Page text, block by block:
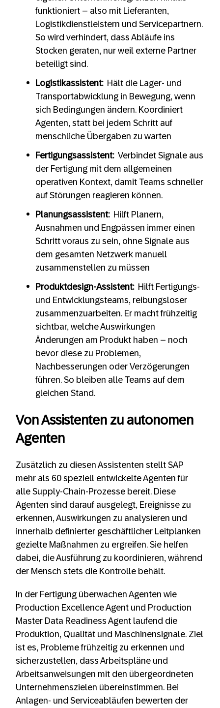
funktioniert – also mit Lieferanten,
Logistikdienstleistern und Servicepartnern.
So wird verhindert, dass Abläufe ins
Stocken geraten, nur weil externe Partner
beteiligt sind.
Logistikassistent: Hält die Lager- und
Transportabwicklung in Bewegung, wenn
sich Bedingungen ändern. Koordiniert
Agenten, statt bei jedem Schritt auf
menschliche Übergaben zu warten
Fertigungsassistent: Verbindet Signale aus
der Fertigung mit dem allgemeinen
operativen Kontext, damit Teams schneller
auf Störungen reagieren können.
Planungsassistent: Hilft Planern,
Ausnahmen und Engpässen immer einen
Schritt voraus zu sein, ohne Signale aus
dem gesamten Netzwerk manuell
zusammenstellen zu müssen
Produktdesign-Assistent: Hilft Fertigungs-
und Entwicklungsteams, reibungsloser
zusammenzuarbeiten. Er macht frühzeitig
sichtbar, welche Auswirkungen
Änderungen am Produkt haben – noch
bevor diese zu Problemen,
Nachbesserungen oder Verzögerungen
führen. So bleiben alle Teams auf dem
gleichen Stand.
Von Assistenten zu autonomen
Agenten
Zusätzlich zu diesen Assistenten stellt SAP
mehr als 60 speziell entwickelte Agenten für
alle Supply-Chain-Prozesse bereit. Diese
Agenten sind darauf ausgelegt, Ereignisse zu
erkennen, Auswirkungen zu analysieren und
innerhalb definierter geschäftlicher Leitplanken
gezielte Maßnahmen zu ergreifen. Sie helfen
dabei, die Ausführung zu koordinieren, während
der Mensch stets die Kontrolle behält.
In der Fertigung überwachen Agenten wie
Production Excellence Agent und Production
Master Data Readiness Agent laufend die
Produktion, Qualität und Maschinensignale. Ziel
ist es, Probleme frühzeitig zu erkennen und
sicherzustellen, dass Arbeitspläne und
Arbeitsanweisungen mit den übergeordneten
Unternehmenszielen übereinstimmen. Bei
Anlagen- und Serviceabläufen bewerten der